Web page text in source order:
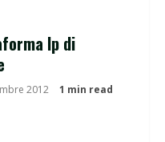
Ip di
2012 1 min read